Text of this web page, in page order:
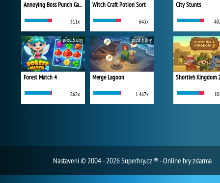
Annoying Boss Punch Game
311x
Witch Craft Potion Sort
643x
Forest Match 4
862x
před 5 dny
Merge Lagoon
1 467x
před 6 dny
City Stunts
Shortie's Kingdom
Nastavení© 2004 - 2026 Superhry.cz ® - Online hry zdarma